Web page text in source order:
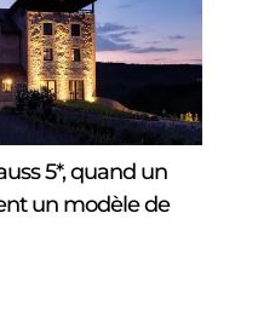
5*, quand un
un modèle de